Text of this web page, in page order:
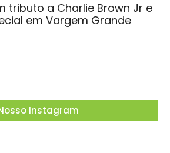
tributo a Charlie Brown Jr e
em Vargem Grande
Instagram